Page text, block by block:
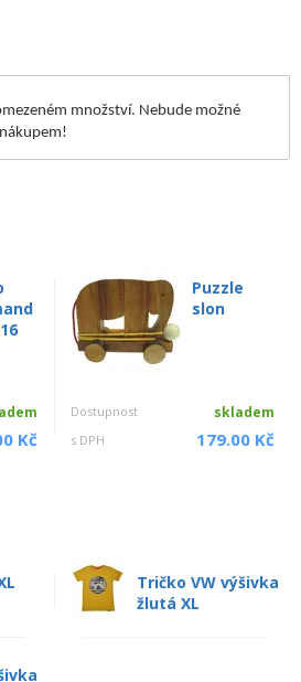
Kč
Puzzle
slon
Dostupnost skladem
s DPH 179.00 Kč
Tričko VW výšivka
žlutá XL
množství. Nebude možné